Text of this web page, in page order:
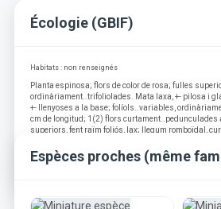
Écologie (GBIF)
Habitats : non renseignés
Planta espinosa; flors de color de rosa; fulles
ordinàriament..trifoliolades. Mata laxa, +- pilosa i
+- llenyoses a la base; folíols..variables,
cm de longitud; 1(2) flors curtament..pedunculades
superiors, fent raïm foliós, lax; llegum romboïdal,
Source : Mimosaceae & Papilionaceae Fl. Paisös
Espèces proches (même